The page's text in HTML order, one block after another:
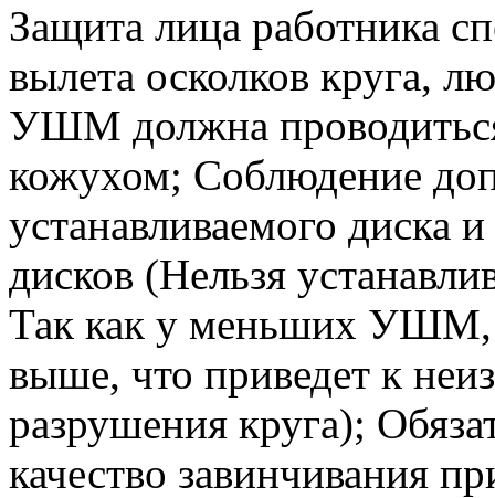
Защита лица работника
вылета осколков круга,
УШМ должна
кожухом; Соблюдение
устанавливаемого диска
дисков (Нельзя
Так как у меньших УШМ,
выше, что приведет к
разрушения круга);
качество завинчивания